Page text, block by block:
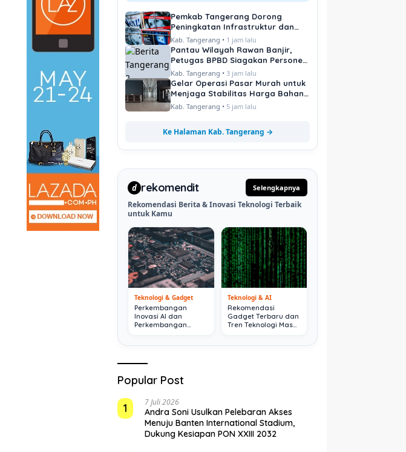
Pemkab Tangerang Dorong
Peningkatan Infrastruktur dan
Pelayanan Publik
Kab. Tangerang • 1 jam lalu
Pantau Wilayah Rawan Banjir,
Petugas BPBD Siagakan Personel
di Titik Kritis
Kab. Tangerang •3 jam lalu
Gelar Operasi Pasar Murah untuk
Menjaga Stabilitas Harga Bahan
Pokok
Kab. Tangerang • 5 jam lalu
Ke Halaman Kab. Tangerang →
d rekomendit Selengkapnya
Rekomendasi Berita & Inovasi Teknologi Terbaik
untuk Kamu
Teknologi & Gadget
Perkembangan
Inovasi AI dan
Perkembangan
Teknologi & AI
Rekomendasi
Gadget Terbaru dan
Tren Teknologi Masa
Popular Post
1
7 Juli 2026
Andra Soni Usulkan Pelebaran Akses
Menuju Banten International Stadium,
Dukung Kesiapan PON XXIII 2032